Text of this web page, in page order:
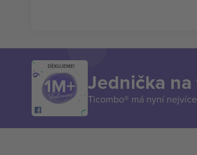
DĚKUJEME!
Jednička
Ticombo® má nyní